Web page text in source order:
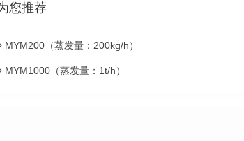
您推荐
MYM200（蒸发量：200kg/h）
MYM1000（蒸发量：1t/h）